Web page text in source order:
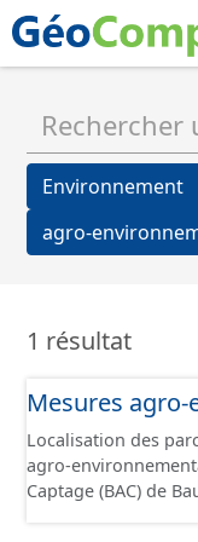
Environnement
agro-
1 résultat
Mesures
Localisation des
agro-
Captage (BAC) de Baugy